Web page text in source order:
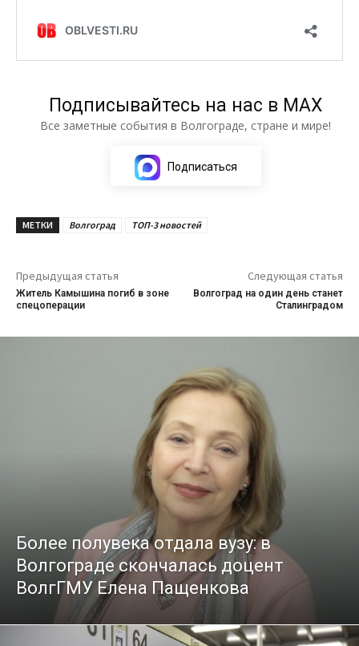
Подписывайтесь на нас в МАХ
Все заметные события в Волгограде, стране и мире!
Подписаться
МЕТКИ Волгоград ТОП-3 новостей
Предыдущая статья
Житель Камышина погиб в зоне
спецоперации
Следующая статья
Волгоград на один день станет
Сталинградом
Более полувека отдала вузу: в
Волгограде скончалась доцент
ВолгГМУ Елена Пащенкова